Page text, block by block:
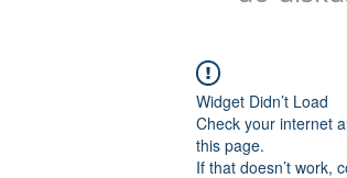
Widget Didn’t Load
Check your internet
this page.
If that doesn’t work,